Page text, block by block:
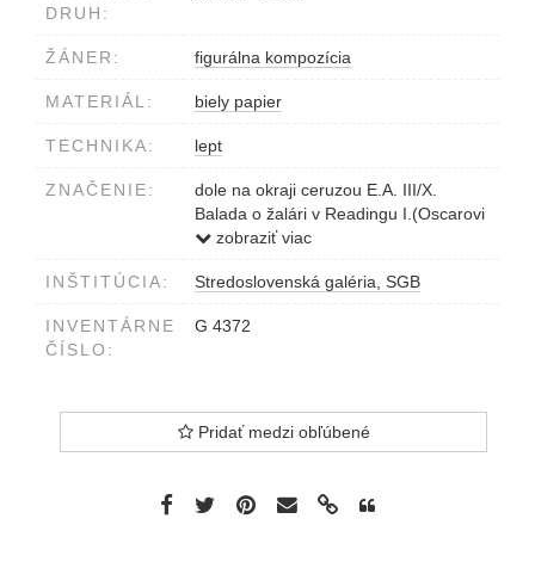
DRUH:
ŽÁNER: figurálna kompozícia
MATERIÁL: biely papier
TECHNIKA: lept
ZNAČENIE:
dole na okraji ceruzou E.A. III/X.
Balada o žalári v Readingu I.(Oscarovi
Wildovi) Dušan Kállay 1980
zobraziť viac
INŠTITÚCIA: Stredoslovenská galéria, SGB
INVENTÁRNE
ČÍSLO:
G 4372
Pridať medzi obľúbené